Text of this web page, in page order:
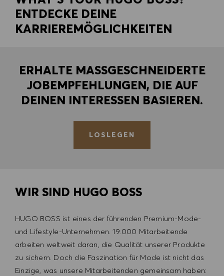
ENTDECKE DEINE
KARRIEREMÖGLICHKEITEN
ERHALTE MASSGESCHNEIDERTE
JOBEMPFEHLUNGEN, DIE AUF
DEINEN INTERESSEN BASIEREN.
LOSLEGEN
WIR SIND HUGO BOSS
HUGO BOSS ist eines der führenden Premium-Mode-
und Lifestyle-Unternehmen. 19.000 Mitarbeitende
arbeiten weltweit daran, die Qualität unserer Produkte
zu sichern. Doch die Faszination für Mode ist nicht das
Einzige, was unsere Mitarbeitenden gemeinsam haben: